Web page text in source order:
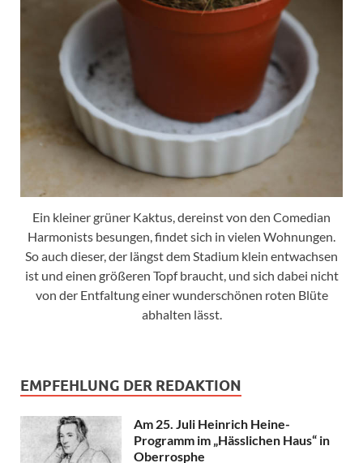
Ein kleiner grüner Kaktus, dereinst von den Comedian
Harmonists besungen, findet sich in vielen Wohnungen.
So auch dieser, der längst dem Stadium klein entwachsen
ist und einen größeren Topf braucht, und sich dabei nicht
von der Entfaltung einer wunderschönen roten Blüte
abhalten lässt.
EMPFEHLUNG DER REDAKTION
Am 25. Juli Heinrich Heine-
Programm im „Hässlichen Haus“ in
Oberrosphe